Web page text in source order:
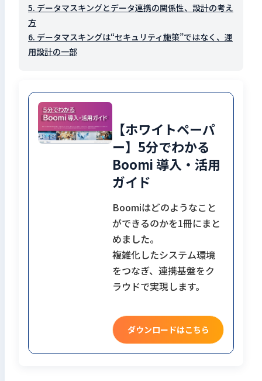
5. データマスキングとデータ連携の関係性、設計の考え
方
6. データマスキングは“セキュリティ施策”ではなく、運
用設計の一部
【ホワイトペーパ
ー】5分でわかる
Boomi 導入・活用
ガイド
Boomiはどのようなこと
ができるのかを1冊にまと
めました。
複雑化したシステム環境
をつなぎ、連携基盤をク
ラウドで実現します。
ダウンロードはこちら